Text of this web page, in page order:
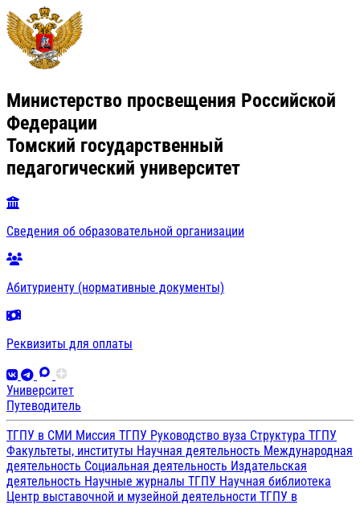
Министерство просвещения Российской
Федерации
Томский государственный
педагогический университет
Сведения об образовательной организации
Абитуриенту (нормативные документы)
Реквизиты для оплаты
Университет
Путеводитель
ТГПУ в СМИ Миссия ТГПУ Руководство вуза Структура ТГПУ
Факультеты, институты Научная деятельность Международная
деятельность Социальная деятельность Издательская
деятельность Научные журналы ТГПУ Научная библиотека
Центр выставочной и музейной деятельности ТГПУ в